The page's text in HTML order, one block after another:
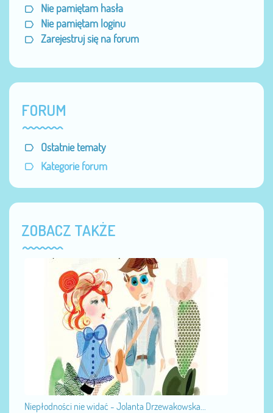
Nie pamiętam hasła
Nie pamiętam loginu
Zarejestruj się na forum
FORUM
Ostatnie tematy
Kategorie forum
ZOBACZ TAKŻE
Niepłodności nie widać - Jolanta Drzewakowska...